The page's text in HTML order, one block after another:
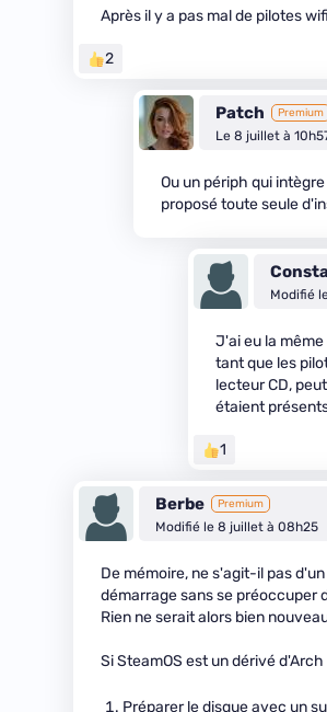
Après il y a pas mal de pilotes
2
Patch Premium
Le 8 juillet à
Ou un périph qui
proposé toute seule
Modifié
J'ai eu la
tant que les
lecteur CD,
étaient
1
Berbe Premium
Modifié le 8 juillet à 08h25
De mémoire, ne s'agit-il pas
démarrage sans se préoccuper
Rien ne serait alors bien
Si SteamOS est un dérivé
Préparer le disque avec un